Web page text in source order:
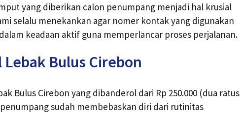
yang diberikan calon penumpang menjadi hal krusial
selalu menekankan agar nomer kontak yang digunakan
keadaan aktif guna memperlancar proses perjalanan.
Bulus Cirebon
Bulus Cirebon yang dibanderol dari Rp 250.000 (dua ratus
sudah membebaskan diri dari rutinitas